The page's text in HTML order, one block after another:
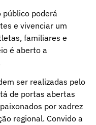
poderá
e vivenciar um
familiares e
é aberto a
ser realizadas pelo
de portas abertas
por xadrez
regional. Convido a